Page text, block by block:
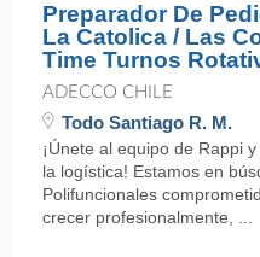
Preparador De
La Catolica / Las
Time Turnos
ADECCO CHILE
Todo Santiago R. M.
¡Únete al equipo de Rappi
la logística! Estamos en
Polifuncionales
crecer profesionalmente, ...